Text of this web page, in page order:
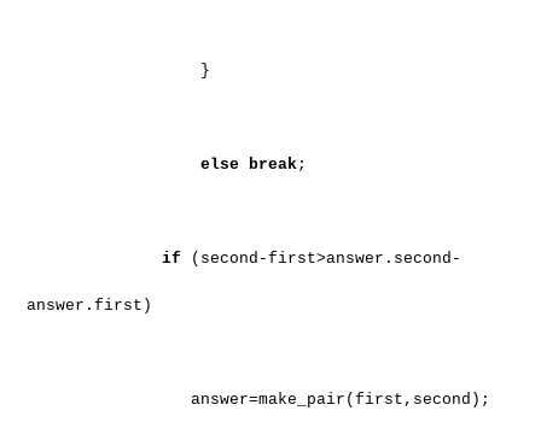
}
else break;
if (second-first>answer.second-
answer.first)
answer=make_pair(first,second);